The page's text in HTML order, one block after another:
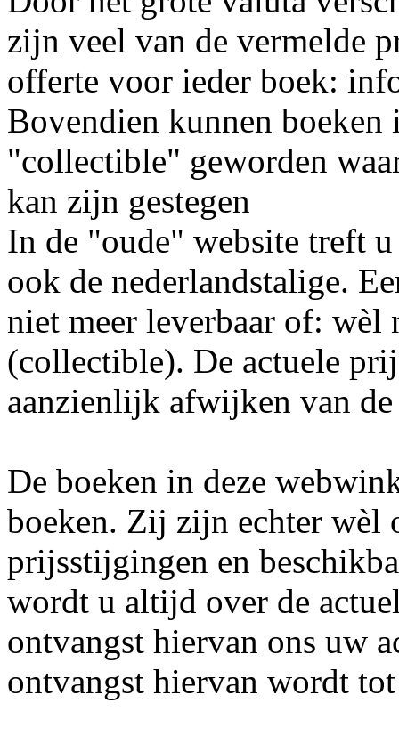
zijn veel van de vermelde
offerte voor ieder boek:
Bovendien kunnen
"collectible" geworden
kan zijn gestegen
In de "oude" website treft
ook de nederlandstalige.
niet meer leverbaar of: wèl
(collectible). De actuele
aanzienlijk afwijken van
De boeken in deze
boeken. Zij zijn echter wèl
prijsstijgingen en
wordt u altijd over de
ontvangst hiervan ons uw
ontvangst hiervan wordt